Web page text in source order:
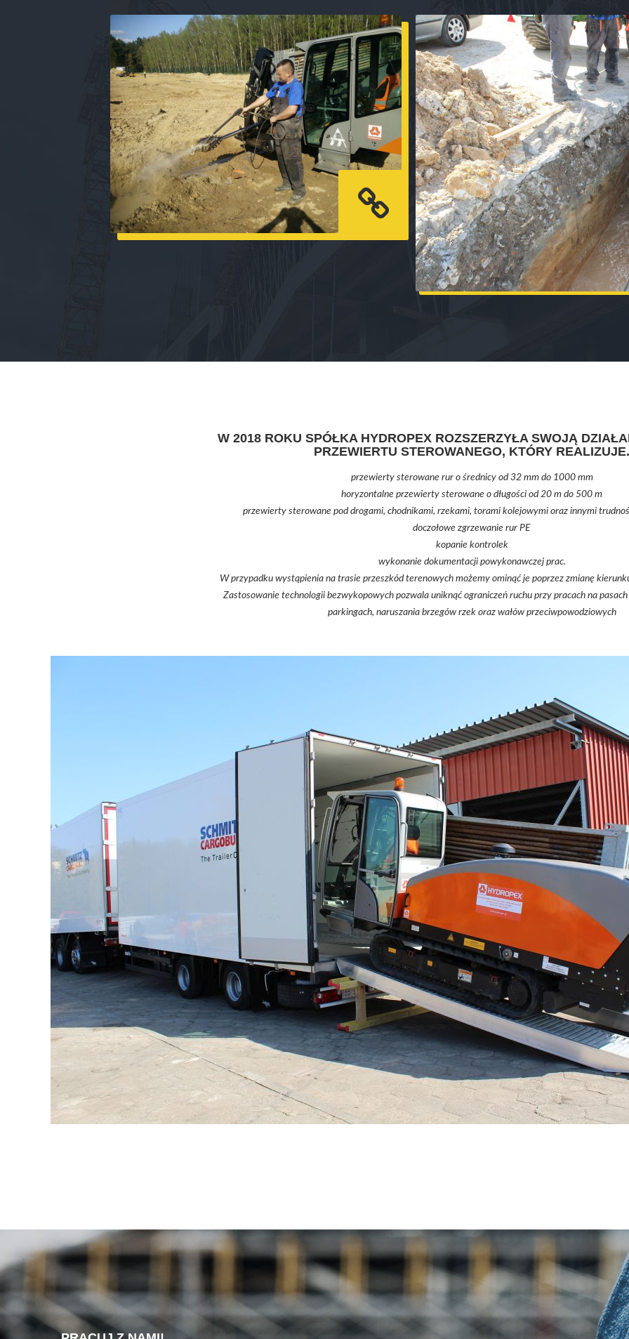
W 2018 ROKU SPÓŁKA HYDROPEX ROZSZERZYŁA SWOJĄ
PRZEWIERTU STEROWANEGO, KTÓRY REALIZUJE.
przewierty sterowane rur o średnicy od 32 mm do 1000 mm
horyzontalne przewierty sterowane o długości od 20 m do 500 m
przewierty sterowane pod drogami, chodnikami, rzekami, torami kolejowymi oraz innymi
doczołowe zgrzewanie rur PE
kopanie kontrolek
wykonanie dokumentacji powykonawczej prac.
W przypadku wystąpienia na trasie przeszkód terenowych możemy ominąć je poprzez zmianę
Zastosowanie technologii bezwykopowych pozwala uniknąć ograniczeń ruchu przy pracach na
parkingach, naruszania brzegów rzek oraz wałów przeciwpowodziowych